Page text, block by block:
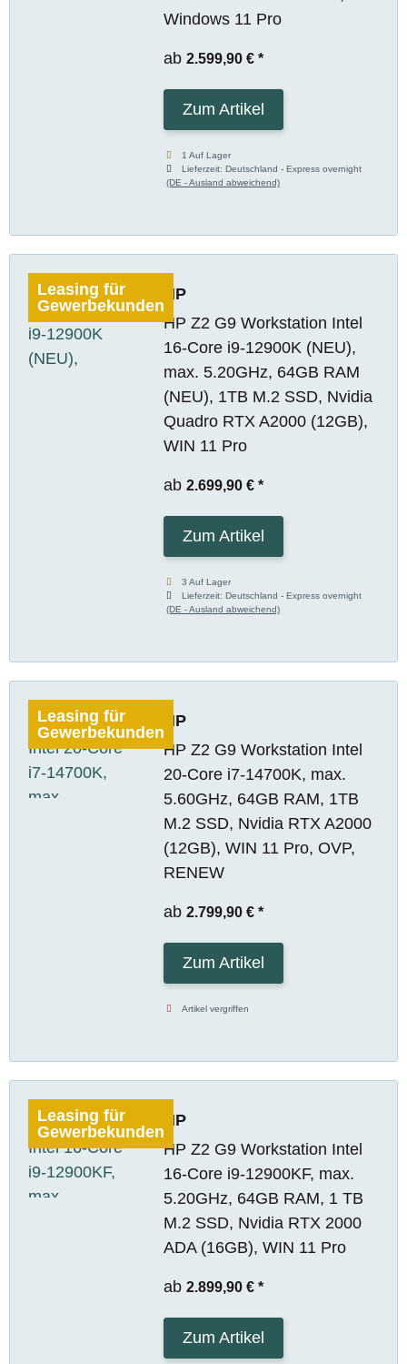
Windows 11 Pro
ab 2.599,90 € *
Zum Artikel
1 Auf Lager
Lieferzeit:Deutschland - Express overnight
(DE - Ausland abweichend)
Leasing für
Gewerbekunden
HP
HP Z2 G9 Workstation Intel
16-Core i9-12900K (NEU),
max. 5.20GHz, 64GB RAM
(NEU), 1TB M.2 SSD, Nvidia
Quadro RTX A2000 (12GB),
WIN 11 Pro
ab 2.699,90 € *
Zum Artikel
3 Auf Lager
Lieferzeit:Deutschland - Express overnight
(DE - Ausland abweichend)
Leasing für
Gewerbekunden
HP
HP Z2 G9 Workstation Intel
20-Core i7-14700K, max.
5.60GHz, 64GB RAM, 1TB
M.2 SSD, Nvidia RTX A2000
(12GB), WIN 11 Pro, OVP,
RENEW
ab 2.799,90 € *
Zum Artikel
Artikel vergriffen
Leasing für
Gewerbekunden
HP
HP Z2 G9 Workstation Intel
16-Core i9-12900KF, max.
5.20GHz, 64GB RAM, 1 TB
M.2 SSD, Nvidia RTX 2000
ADA (16GB), WIN 11 Pro
ab 2.899,90 € *
Zum Artikel